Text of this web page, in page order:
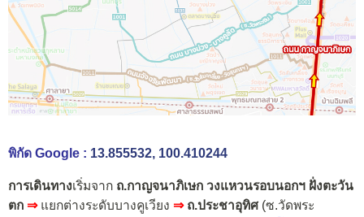
พิกัด Google : 13.855532, 100.410244
การเดินทางเริ่มจาก ถ.กาญจนาภิเษก วงแหวนรอบนอกฯ ฝั่งตะวัน
ตก ⇒แยกต่างระดับบางคูเวียง ⇒ถ.ประชาอุทิศ(ซ.วัดพระ